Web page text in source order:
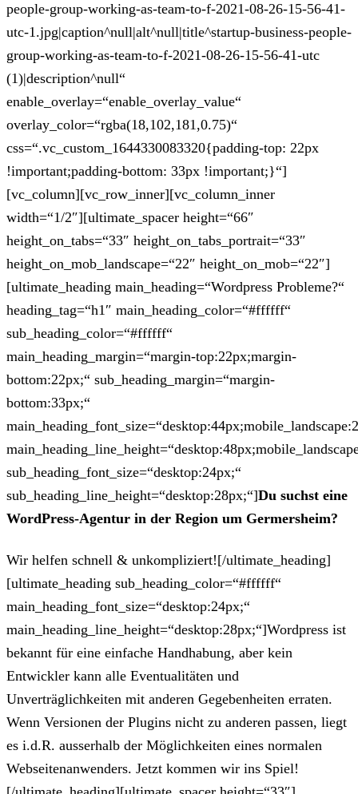
people-group-working-as-team-to-f-2021-08-26-15-56-41-
utc-1.jpg|caption^null|alt^null|title^startup-business-people-
group-working-as-team-to-f-2021-08-26-15-56-41-utc
(1)|description^null“
enable_overlay=“enable_overlay_value“
overlay_color=“rgba(18,102,181,0.75)“
css=“.vc_custom_1644330083320{padding-top: 22px
!important;padding-bottom: 33px !important;}“]
[vc_column][vc_row_inner][vc_column_inner
width=“1/2″][ultimate_spacer height=“66″
height_on_tabs=“33″ height_on_tabs_portrait=“33″
height_on_mob_landscape=“22″ height_on_mob=“22″]
[ultimate_heading main_heading=“Wordpress Probleme?“
heading_tag=“h1″ main_heading_color=“#ffffff“
sub_heading_color=“#ffffff“
main_heading_margin=“margin-top:22px;margin-
bottom:22px;“ sub_heading_margin=“margin-
bottom:33px;“
sub_heading_font_size=“desktop:24px;“
sub_heading_line_height=“desktop:28px;“]Du suchst eine
WordPress-Agentur in der Region um Germersheim?
Wir helfen schnell & unkompliziert![/ultimate_heading]
[ultimate_heading sub_heading_color=“#ffffff“
main_heading_font_size=“desktop:24px;“
main_heading_line_height=“desktop:28px;“]Wordpress ist
bekannt für eine einfache Handhabung, aber kein
Entwickler kann alle Eventualitäten und
Unverträglichkeiten mit anderen Gegebenheiten erraten.
Wenn Versionen der Plugins nicht zu anderen passen, liegt
es i.d.R. ausserhalb der Möglichkeiten eines normalen
Webseitenanwenders. Jetzt kommen wir ins Spiel!